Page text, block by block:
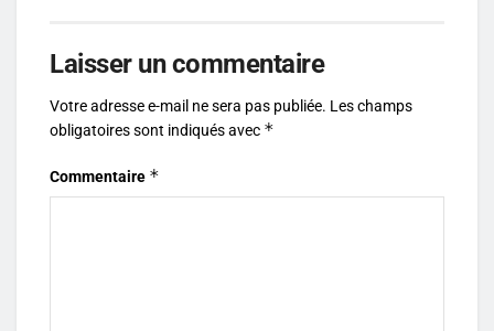
Laisser un commentaire
Votre adresse e-mail ne sera pas publiée. Les champs
obligatoires sont indiqués avec *
Commentaire *